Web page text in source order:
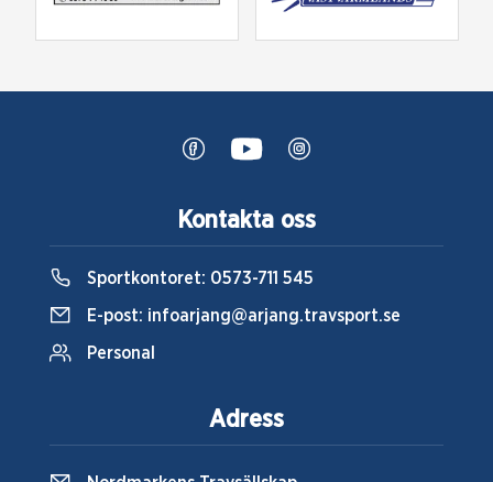
Kontakta oss
Sportkontoret: 0573-711 545
E-post: infoarjang@arjang.travsport.se
Personal
Adress